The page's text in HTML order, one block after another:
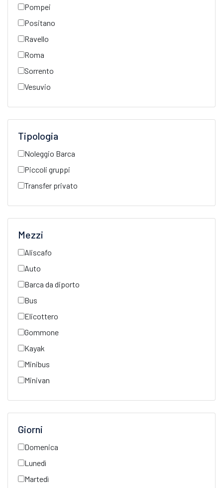
Pompei
Positano
Ravello
Roma
Sorrento
Vesuvio
Tipologia
Noleggio Barca
Piccoli gruppi
Transfer privato
Mezzi
Aliscafo
Auto
Barca da diporto
Bus
Elicottero
Gommone
Kayak
Minibus
Minivan
Giorni
Domenica
Lunedì
Martedì